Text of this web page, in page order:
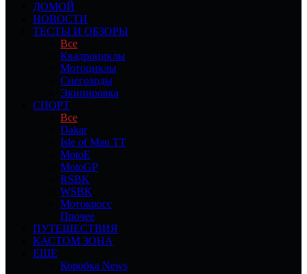
ДОМОЙ
НОВОСТИ
ТЕСТЫ И ОБЗОРЫ
Все
Квадроциклы
Мотоциклы
Снегоходы
Экипировка
СПОРТ
Все
Dakar
Isle of Man TT
MotoE
MotoGP
RSBK
WSBK
Мотокросс
Прочее
ПУТЕШЕСТВИЯ
КАСТОМ ЗОНА
ЕЩЕ
Коробка News